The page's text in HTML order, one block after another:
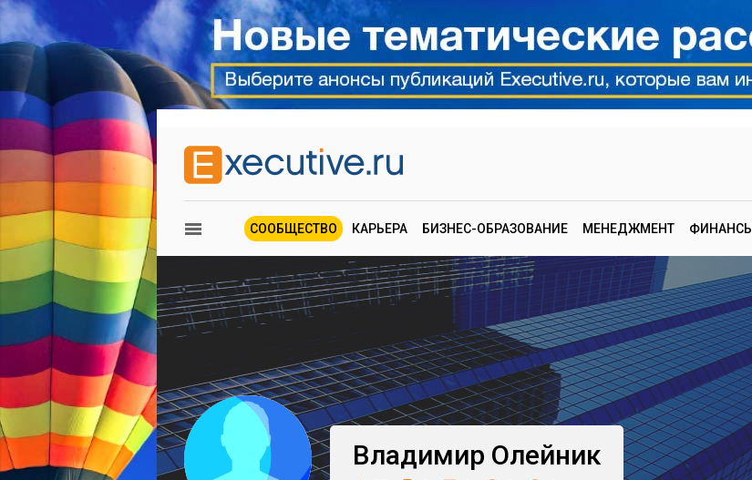
СООБЩЕСТВО КАРЬЕРА БИЗНЕС-ОБРАЗОВАНИЕ МЕНЕДЖМЕНТ ФИНАНСЫ
Владимир Олейник